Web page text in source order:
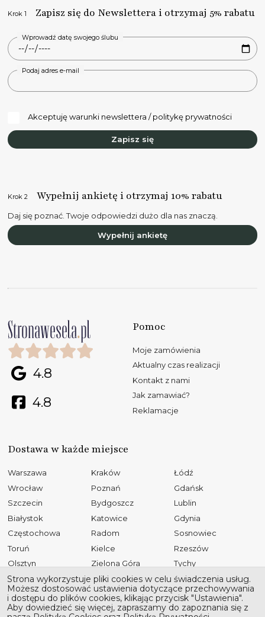
Krok 1 Zapisz się do Newslettera i otrzymaj 5% rabatu
Wprowadź datę swojego ślubu
Podaj adres e-mail
Akceptuję warunki newslettera / politykę prywatności
Zapisz się
Krok 2 Wypełnij ankietę i otrzymaj 10% rabatu
Daj się poznać. Twoje odpowiedzi dużo dla nas znaczą.
Wypełnij ankietę
4.8
4.8
Pomoc
Moje zamówienia
Aktualny czas realizacji
Kontakt z nami
Jak zamawiać?
Reklamacje
Dostawa w każde miejsce
Warszawa Kraków
Łódź
Wrocław
Poznań
Gdańsk
Szczecin
Bydgoszcz
Lublin
Białystok
Katowice
Gdynia
Częstochowa
Radom
Sosnowiec
Toruń
Kielce
Rzeszów
Olsztyn
Zielona Góra
Tychy
Opole
Gliwice
Płock
Bielsko-Biała
Elbląg
Ruda Śląska
Rybnik
Tarnów Kalisz
Strona wykorzystuje pliki cookies w celu świadczenia usług.
Możesz dostosować ustawienia dotyczące przechowywania
i dostępu do plików cookies, klikając przycisk "Ustawienia".
Aby dowiedzieć się więcej, zapraszamy do zapoznania się z